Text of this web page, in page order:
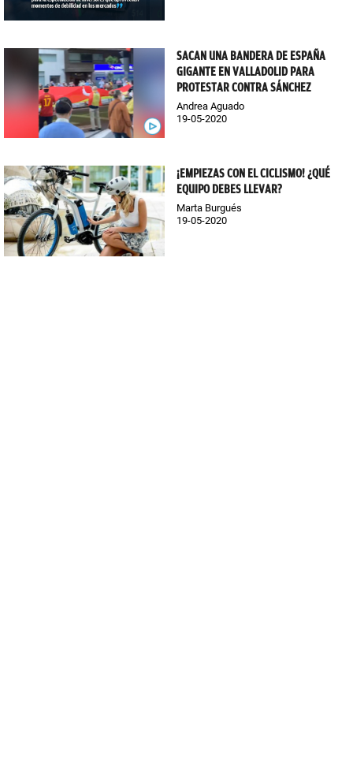
SACAN UNA BANDERA DE ESPAÑA
GIGANTE EN VALLADOLID PARA
PROTESTAR CONTRA SÁNCHEZ
Andrea Aguado
19-05-2020
¡EMPIEZAS CON EL CICLISMO! ¿QUÉ
EQUIPO DEBES LLEVAR?
Marta Burgués
19-05-2020